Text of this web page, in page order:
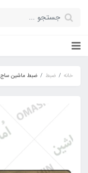
خانه ضبط ضبط ماشین ساج SA-203